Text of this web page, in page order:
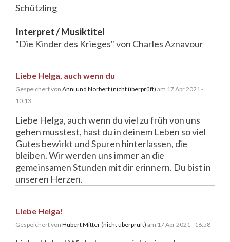
Schützling
Interpret / Musiktitel
"Die Kinder des Krieges" von Charles Aznavour
Liebe Helga, auch wenn du
Gespeichert von Anni und Norbert (nicht überprüft) am 17 Apr 2021 -
10:13
Liebe Helga, auch wenn du viel zu früh von uns
gehen musstest, hast du in deinem Leben so viel
Gutes bewirkt und Spuren hinterlassen, die
bleiben. Wir werden uns immer an die
gemeinsamen Stunden mit dir erinnern. Du bist in
unseren Herzen.
Liebe Helga!
Gespeichert von Hubert Mitter (nicht überprüft) am 17 Apr 2021 - 16:58